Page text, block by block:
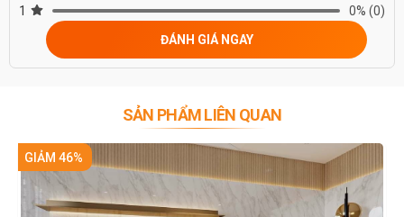
NIỀM TIN CỦA KHÁCH LÀ HẠNH PHÚC CỦA CHÚNG TÔI - HÂN
ĐƯỢC PHỤC VỤ QUÝ KHÁCH – HOTLINE: 0972101656 -
1
0% (0)
ĐÁNH GIÁ NGAY
SẢN PHẨM LIÊN QUAN
GIẢM 46%